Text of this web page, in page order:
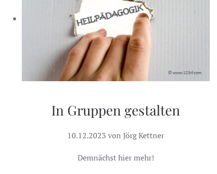
In Gruppen gestalten
10.12.2023 von Jörg Kettner
Demnächst hier mehr!